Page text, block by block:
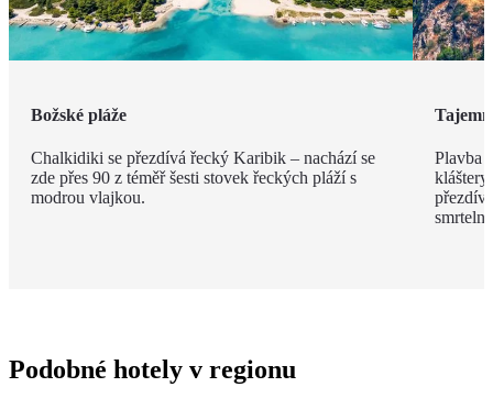
Božské pláže
Chalkidiki se přezdívá řecký Karibik – nachází se
zde přes 90 z téměř šesti stovek řeckých pláží s
modrou vlajkou.
Plavba
kláštery
Podobné hotely v regionu